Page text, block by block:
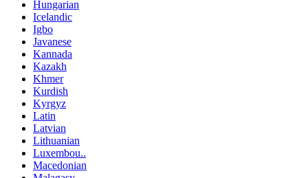
Hungarian
Icelandic
Igbo
Javanese
Kannada
Kazakh
Khmer
Kurdish
Kyrgyz
Latin
Latvian
Lithuanian
Luxembou..
Macedonian